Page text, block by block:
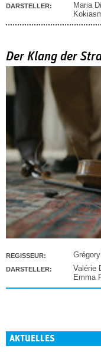
DARSTELLER: Maria
Der Klang der
REGISSEUR:
DARSTELLER: Valérie
Emma
AKTUELLES